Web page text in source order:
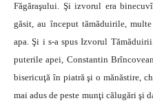
Făgăraşului. Şi izvorul era
găsit, au început tămăduirile,
apa. Şi i s-a spus Izvorul
puterile apei, Constantin
bisericuţă în piatră şi o mănăstire,
mai adus de peste munţi călugări şi